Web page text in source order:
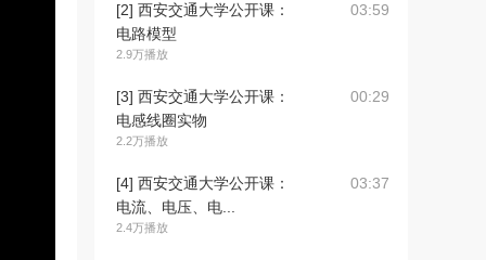
[2] 西安交通大学公开课：
电路模型
2.9万播放
03:59
[3] 西安交通大学公开课：
电感线圈实物
2.2万播放
00:29
[4] 西安交通大学公开课：
电流、电压、电...
2.4万播放
03:37